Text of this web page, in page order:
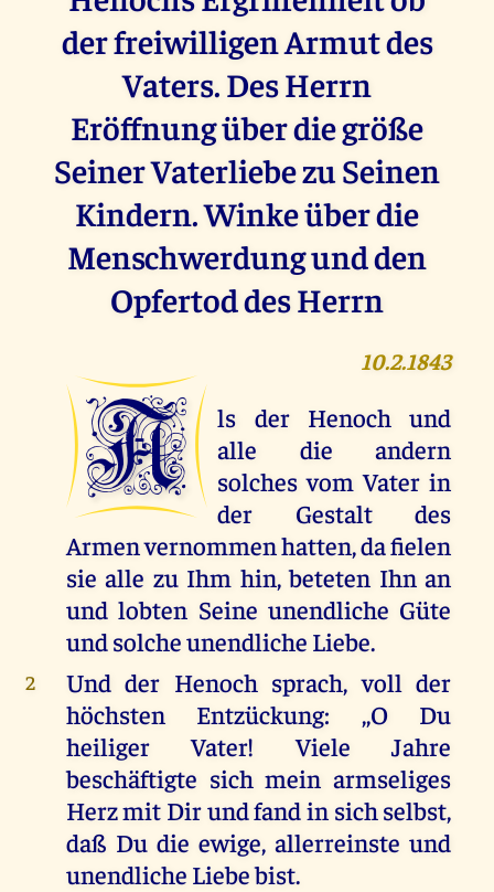
der freiwilligen Armut des
Vaters. Des Herrn
Eröffnung über die größe
Seiner Vaterliebe zu Seinen
Kindern. Winke über die
Menschwerdung und den
Opfertod des Herrn
10.2.1843
A
ls der Henoch und
alle die andern
solches vom Vater in
der Gestalt des
Armen vernommen hatten, da fielen
sie alle zu Ihm hin, beteten Ihn an
und lobten Seine unendliche Güte
und solche unendliche Liebe.
2
Und der Henoch sprach, voll der
höchsten Entzückung: ,,O Du
heiliger Vater! Viele Jahre
beschäftigte sich mein armseliges
Herz mit Dir und fand in sich selbst,
daß Du die ewige, allerreinste und
unendliche Liebe bist.